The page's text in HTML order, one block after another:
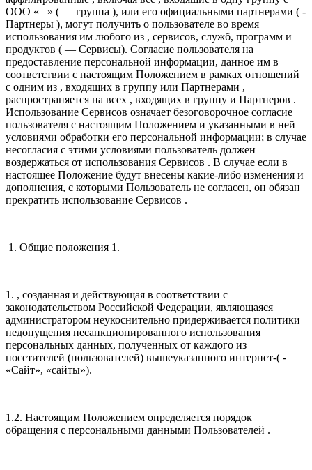
ООО « » ( — группа ), или его официальными партнерами ( -
Партнеры ), могут получить о пользователе во время
использования им любого из , сервисов, служб, программ и
продуктов ( — Сервисы). Согласие пользователя на
предоставление персональной информации, данное им в
соответствии с настоящим Положением в рамках отношений
с одним из , входящих в группу или Партнерами ,
распространяется на всех , входящих в группу и Партнеров .
Использование Сервисов означает безоговорочное согласие
пользователя с настоящим Положением и указанными в ней
условиями обработки его персональной информации; в случае
несогласия с этими условиями пользователь должен
воздержаться от использования Сервисов . В случае если в
настоящее Положение будут внесены какие-либо изменения и
дополнения, с которыми Пользователь не согласен, он обязан
прекратить использование Сервисов .
1. Общие положения 1.
1. , созданная и действующая в соответствии с
законодательством Российской Федерации, являющаяся
администратором неукоснительно придерживается политики
недопущения несанкционированного использования
персональных данных, полученных от каждого из
посетителей (пользователей) вышеуказанного интернет-( -
«Сайт», «сайты»).
1.2. Настоящим Положением определяется порядок
обращения с персональными данными Пользователей .